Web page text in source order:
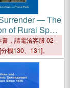
― The
of Rural Spain
Century
，請電洽客服 02-
機130、131]。